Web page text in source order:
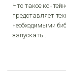
Что такое
представляет
необходимыми
запускать...